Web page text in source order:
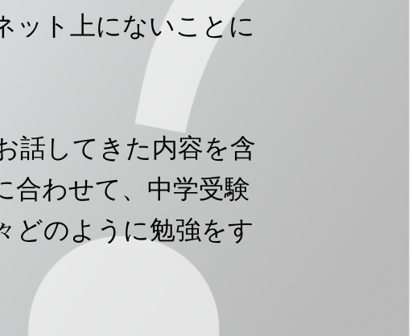
ット上にないことに
話してきた内容を含
合わせて、中学受験
どのように勉強をす